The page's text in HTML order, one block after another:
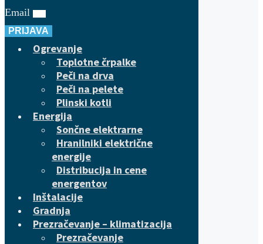
Email
PRIJAVA
Ogrevanje
Toplotne črpalke
Peči na drva
Peči na pelete
Plinski kotli
Energija
Sončne elektrarne
Hranilniki električne
energije
Distribucija in cene
energentov
Inštalacije
Gradnja
Prezračevanje – klimatizacija
Prezračevanje